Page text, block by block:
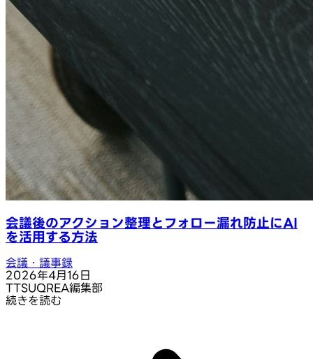
会議後のアクション整理とフォロー漏れ防止にAI
を活用する方法
会議・議事録
2026年4月16日
TTSUQREA編集部
続きを読む